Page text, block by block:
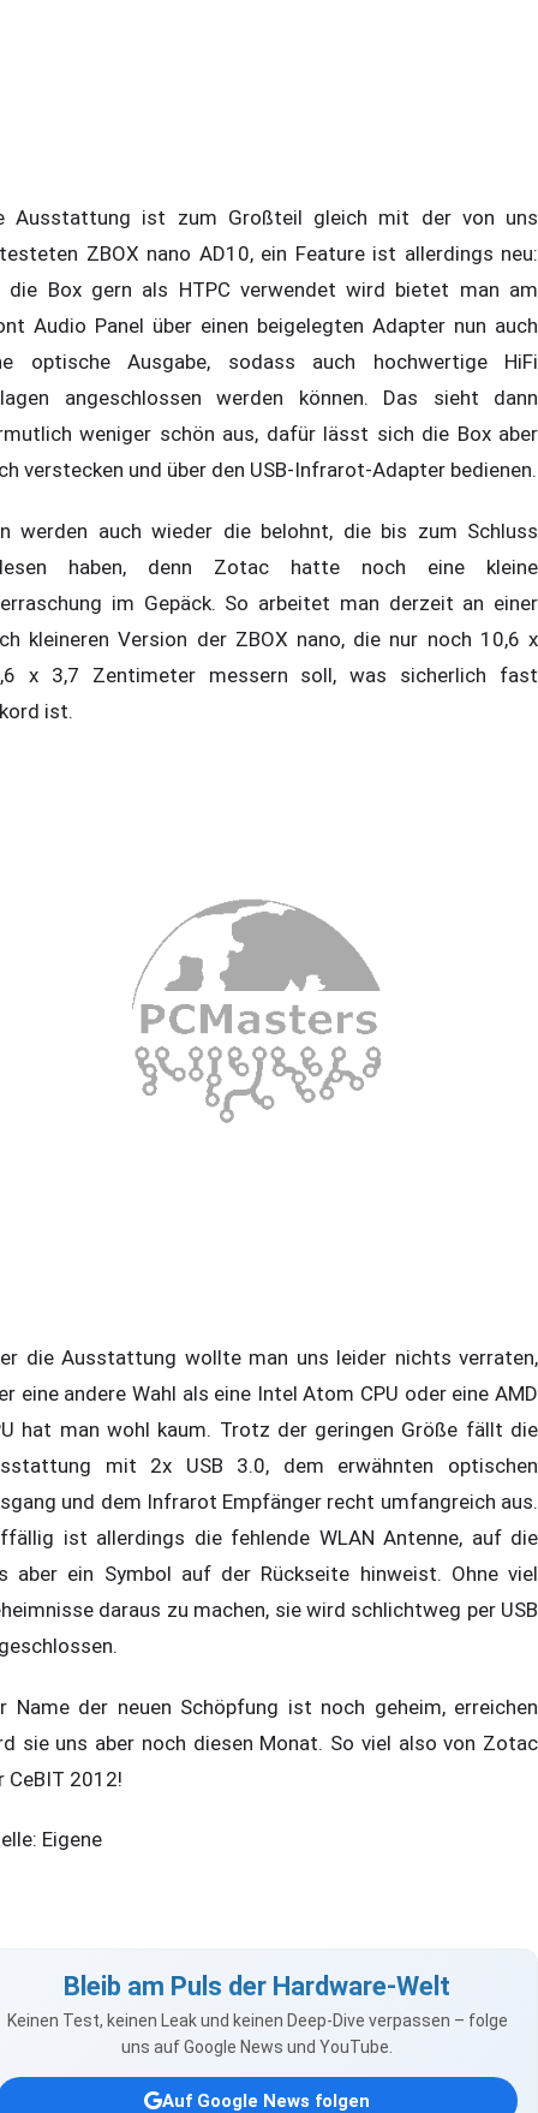
Ausstattung ist zum Großteil gleich mit der von uns
ZBOX nano AD10, ein Feature ist allerdings neu:
die Box gern als HTPC verwendet wird bietet man am
Audio Panel über einen beigelegten Adapter nun auch
optische Ausgabe, sodass auch hochwertige HiFi
angeschlossen werden können. Das sieht dann
weniger schön aus, dafür lässt sich die Box aber
verstecken und über den USB-Infrarot-Adapter bedienen.
werden auch wieder die belohnt, die bis zum Schluss
haben, denn Zotac hatte noch eine kleine
im Gepäck. So arbeitet man derzeit an einer
kleineren Version der ZBOX nano, die nur noch 10,6 x
x 3,7 Zentimeter messern soll, was sicherlich fast
ist.
die Ausstattung wollte man uns leider nichts verraten,
eine andere Wahl als eine Intel Atom CPU oder eine AMD
hat man wohl kaum. Trotz der geringen Größe fällt die
mit 2x USB 3.0, dem erwähnten optischen
und dem Infrarot Empfänger recht umfangreich aus.
ist allerdings die fehlende WLAN Antenne, auf die
aber ein Symbol auf der Rückseite hinweist. Ohne viel
daraus zu machen, sie wird schlichtweg per USB
Name der neuen Schöpfung ist noch geheim, erreichen
sie uns aber noch diesen Monat. So viel also von Zotac
CeBIT 2012!
Eigene
Bleib am Puls der Hardware-Welt
Keinen Test, keinen Leak und keinen Deep-Dive verpassen – folge
uns auf Google News und YouTube.
Auf Google News folgen